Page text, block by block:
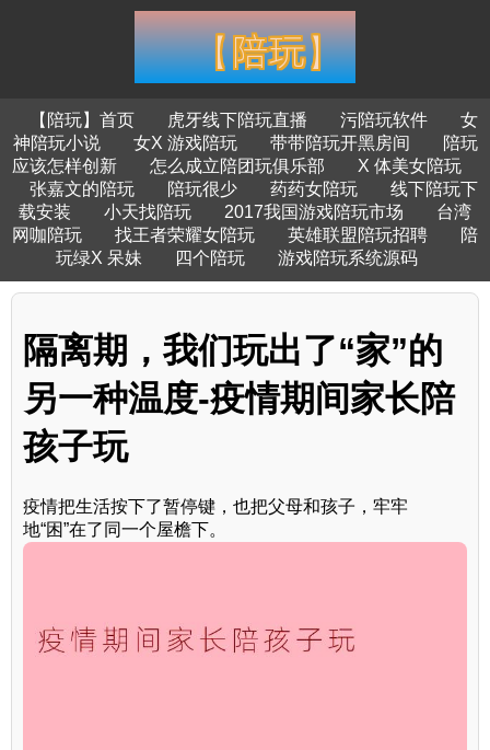
【陪玩】首页 虎牙线下陪玩直播 污陪玩软件
女
神陪玩小说
女X 游戏陪玩 带带陪玩开黑房间
陪玩
应该怎样创新
怎么成立陪团玩俱乐部
X 体美女陪玩
张嘉文的陪玩
陪玩很少 药药女陪玩
线下陪玩下
载安装
小天找陪玩 2017我国游戏陪玩市场
台湾
网咖陪玩
找王者荣耀女陪玩 英雄联盟陪玩招聘
陪
玩绿X 呆妹
四个陪玩 游戏陪玩系统源码
隔离期，我们玩出了“家”的
另一种温度-疫情期间家长陪
孩子玩
疫情把生活按下了暂停键，也把父母和孩子，牢牢
地“困”在了同一个屋檐下。